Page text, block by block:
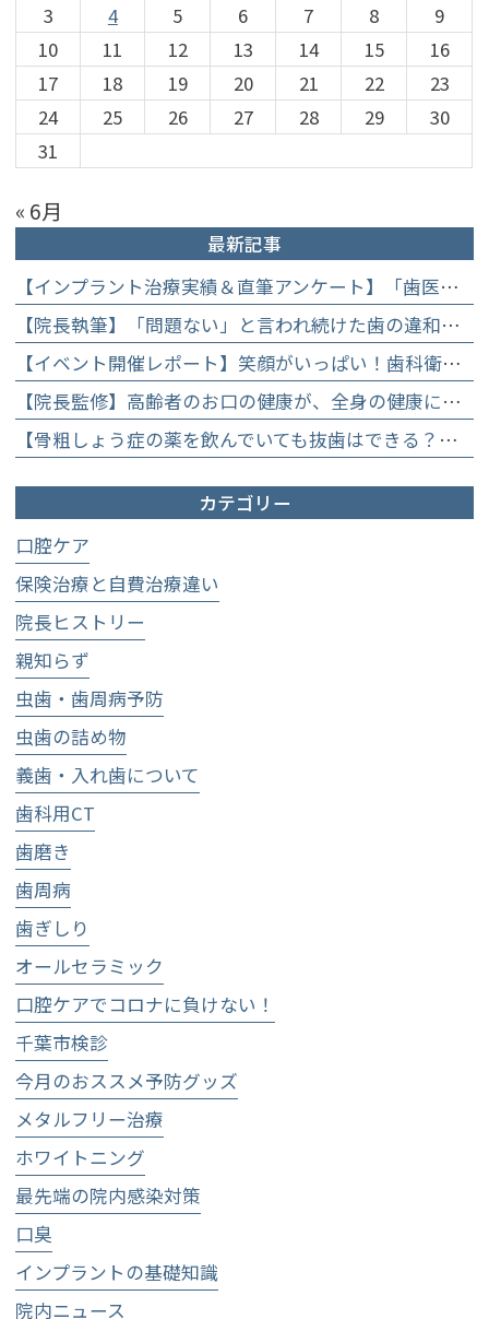
3
4 5 6 7 8
9
10
11 12 13 14 15
16
17
18 19 20 21 22
23
24
25 26 27 28 29
30
31
« 6月
最新記事
【インプラント治療実績＆直筆アンケート】「歯医者が怖かった」トラウマを乗り越えて。70歳・介護士女性が手に入れた「晴れ晴れとした笑顔」と人生を支える噛み合わせ】
【院長執筆】「問題ない」と言われ続けた歯の違和感……60代女性が「80歳で20本の自前の歯」を守るために選んだ精密総合治療の全貌
【イベント開催レポート】笑顔がいっぱい！歯科衛生士×管理栄養士がお届けする「親子で楽しむむし歯になりにくいお菓子作り体験」】
【院長監修】高齢者のお口の健康が、全身の健康につながる理由。生涯おいしく食べるための「口内環境検査」とオーダーメイド予防】
【骨粗しょう症の薬を飲んでいても抜歯はできる？】顎骨壊死を防ぐために大切な口腔管理について
カテゴリー
口腔ケア
保険治療と自費治療違い
院長ヒストリー
親知らず
虫歯・歯周病予防
虫歯の詰め物
義歯・入れ歯について
歯科用CT
歯磨き
歯周病
歯ぎしり
オールセラミック
口腔ケアでコロナに負けない！
千葉市検診
今月のおススメ予防グッズ
メタルフリー治療
ホワイトニング
最先端の院内感染対策
口臭
インプラントの基礎知識
院内ニュース